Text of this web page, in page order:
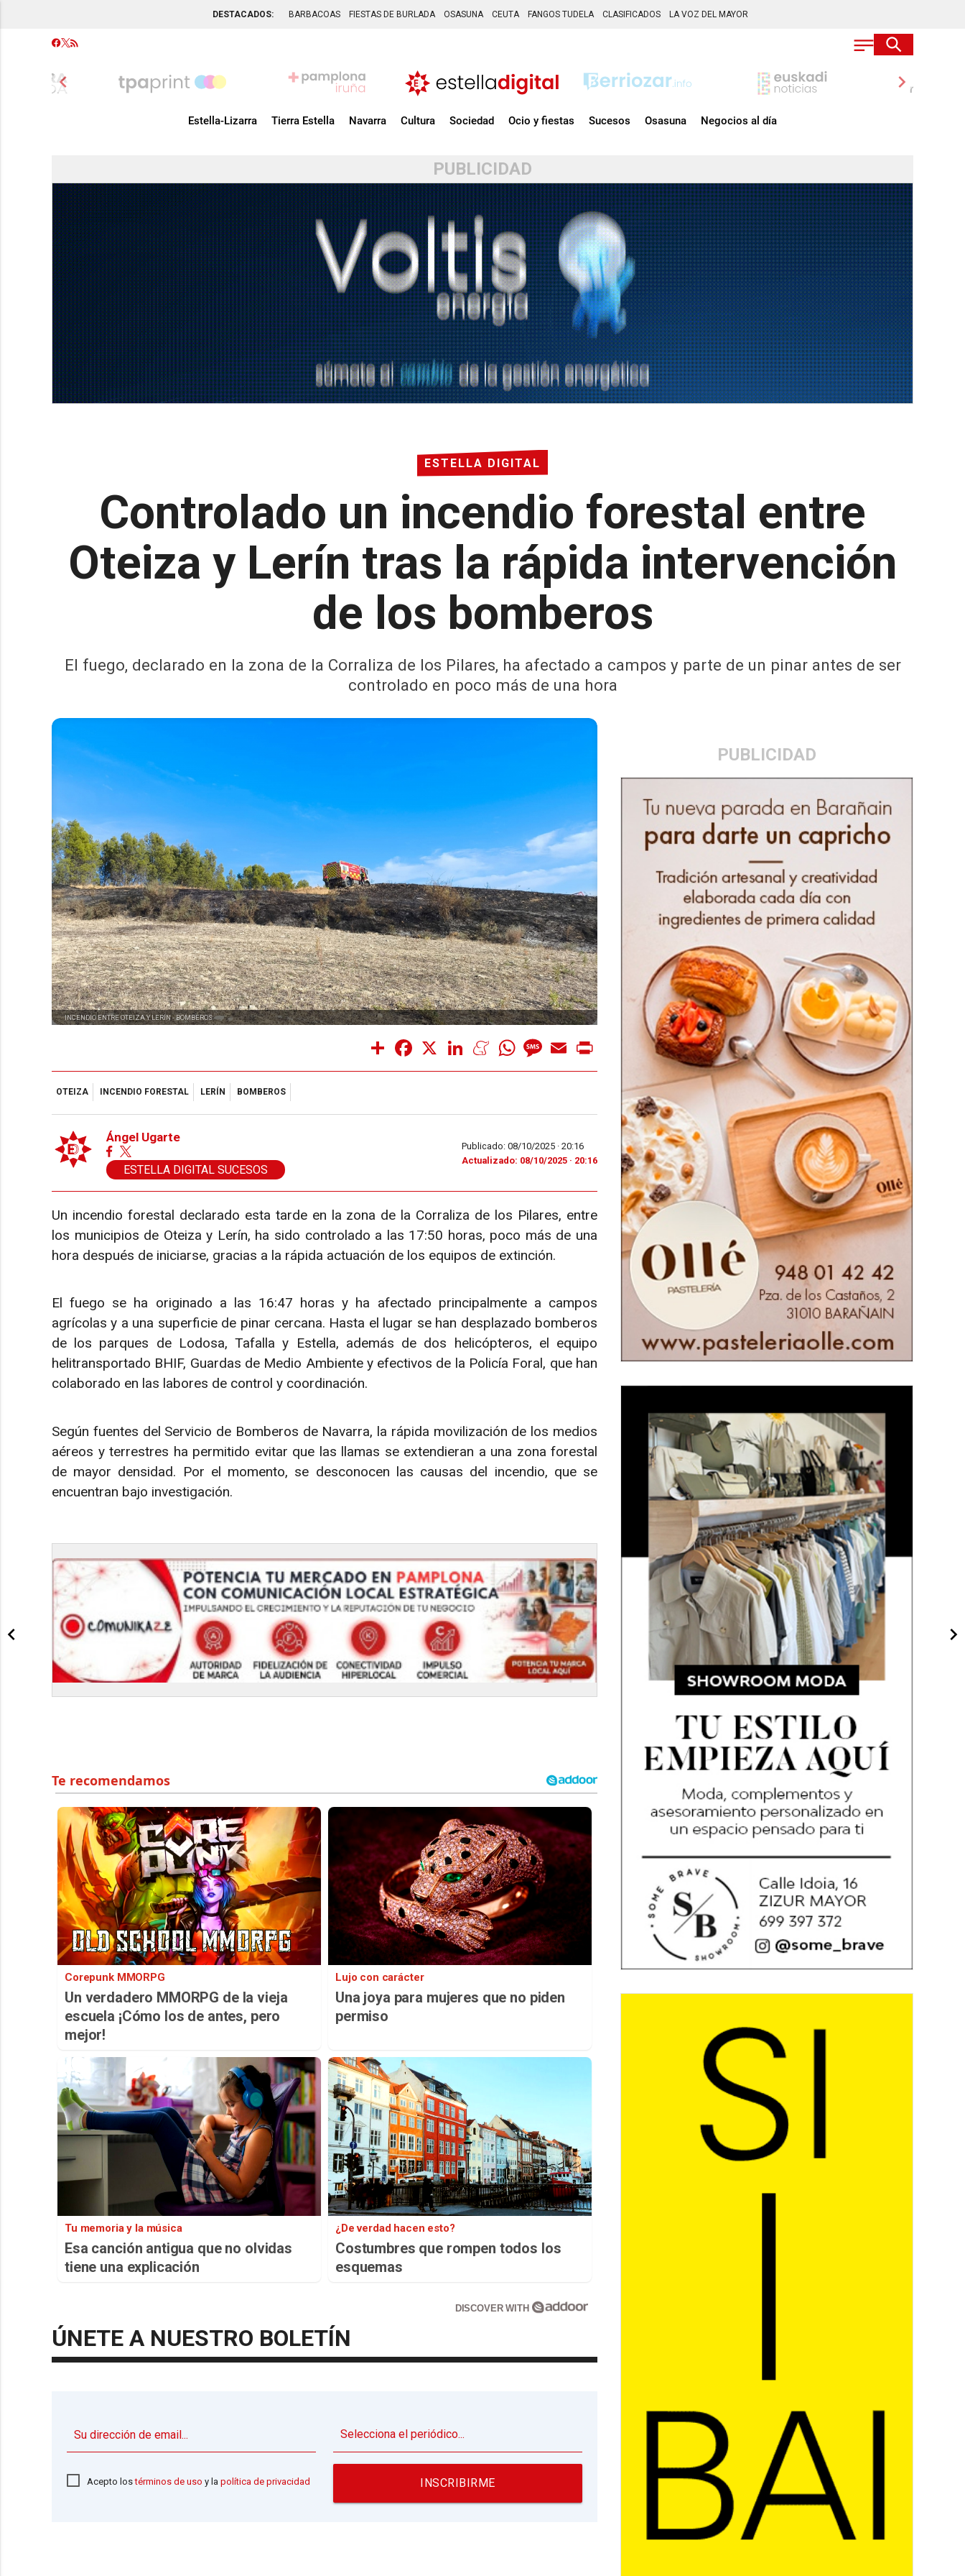
DESTACADOS: BARBACOAS FIESTAS DE BURLADA OSASUNA CEUTA FANGOS TUDELA CLASIFICADOS LA VOZ DEL MAYOR
chevron_left chevron_right
Estella-Lizarra Tierra Estella Navarra Cultura Sociedad Ocio y fiestas Sucesos Osasuna Negocios al día
PUBLICIDAD
ESTELLA DIGITAL
Controlado un incendio forestal entre
Oteiza y Lerín tras la rápida intervención
de los bomberos
El fuego, declarado en la zona de la Corraliza de los Pilares, ha afectado a campos y parte de un pinar antes de ser
controlado en poco más de una hora
PUBLICIDAD
INCENDIO ENTRE OTEIZA Y LERÍN -BOMBEROS
Share Facebook LinkedInMeneameWhatsAppMessage
Email
OTEIZA INCENDIO FORESTAL LERÍN BOMBEROS
Ángel Ugarte
ESTELLA DIGITAL SUCESOS
Publicado: 08/10/2025 · 20:16
Actualizado: 08/10/2025 · 20:16
Un incendio forestal declarado esta tarde en la zona de la Corraliza de los Pilares, entre
los municipios de Oteiza y Lerín, ha sido controlado a las 17:50 horas, poco más de una
hora después de iniciarse, gracias a la rápida actuación de los equipos de extinción.
El fuego se ha originado a las 16:47 horas y ha afectado principalmente a campos
agrícolas y a una superficie de pinar cercana. Hasta el lugar se han desplazado bomberos
de los parques de Lodosa, Tafalla y Estella, además de dos helicópteros, el equipo
helitransportado BHIF, Guardas de Medio Ambiente y efectivos de la Policía Foral, que han
colaborado en las labores de control y coordinación.
Según fuentes del Servicio de Bomberos de Navarra, la rápida movilización de los medios
aéreos y terrestres ha permitido evitar que las llamas se extendieran a una zona forestal
de mayor densidad. Por el momento, se desconocen las causas del incendio, que se
encuentran bajo investigación.
Corepunk MMORPG
Un verdadero MMORPG de la vieja
escuela ¡Cómo los de antes, pero
mejor!
Lujo con carácter
Una joya para mujeres que no piden
permiso
Tu memoria y la música
Esa canción antigua que no olvidas
tiene una explicación
¿De verdad hacen esto?
Costumbres que rompen todos los
esquemas
DISCOVER WITH
ÚNETE A NUESTRO BOLETÍN
Acepto lostérminos de uso y la política de privacidad INSCRIBIRME